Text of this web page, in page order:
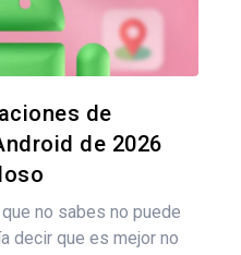
de
de 2026
no sabes no puede
decir que es mejor no